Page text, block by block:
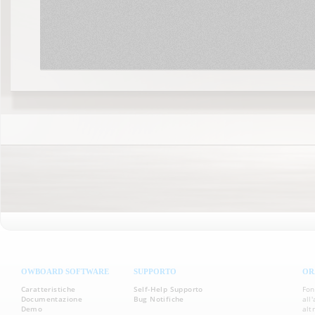
OWBOARD SOFTWARE
Caratteristiche
Documentazione
Demo
SUPPORTO
Self-Help Supporto
Bug Notifiche